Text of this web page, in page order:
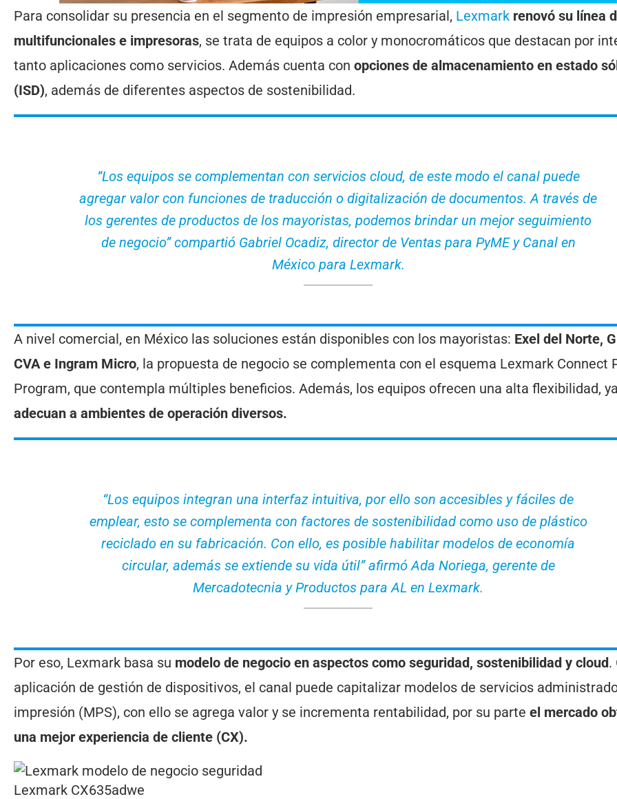
Para consolidar su presencia en el segmento de impresión empresarial, Lexmark renovó su línea
multifuncionales e impresoras, se trata de equipos a color y monocromáticos que destacan por
tanto aplicaciones como servicios. Además cuenta con opciones de almacenamiento en estado
(ISD), además de diferentes aspectos de sostenibilidad.
“Los equipos se complementan con servicios cloud, de este modo el canal puede
agregar valor con funciones de traducción o digitalización de documentos. A través de
los gerentes de productos de los mayoristas, podemos brindar un mejor seguimiento
de negocio” compartió Gabriel Ocadiz, director de Ventas para PyME y Canal en
México para Lexmark.
A nivel comercial, en México las soluciones están disponibles con los mayoristas: Exel del Norte,
CVA e Ingram Micro, la propuesta de negocio se complementa con el esquema Lexmark Connect
Program, que contempla múltiples beneficios. Además, los equipos ofrecen una alta flexibilidad,
adecuan a ambientes de operación diversos.
“Los equipos integran una interfaz intuitiva, por ello son accesibles y fáciles de
emplear, esto se complementa con factores de sostenibilidad como uso de plástico
reciclado en su fabricación. Con ello, es posible habilitar modelos de economía
circular, además se extiende su vida útil” afirmó Ada Noriega, gerente de
Mercadotecnia y Productos para AL en Lexmark.
Por eso, Lexmark basa su modelo de negocio en aspectos como seguridad, sostenibilidad y cloud.
aplicación de gestión de dispositivos, el canal puede capitalizar modelos de servicios
impresión (MPS), con ello se agrega valor y se incrementa rentabilidad, por su parte el mercado
una mejor experiencia de cliente (CX).
Lexmark CX635adwe